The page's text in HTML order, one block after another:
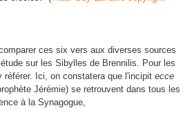
ces six vers aux diverses sources
sur les Sibylles de Brennilis. Pour les
référer. Ici, on constatera que l'incipit ecce
Jérémie) se retrouvent dans tous les
à la Synagogue,